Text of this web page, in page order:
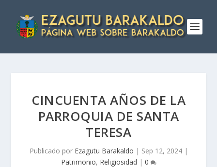
CINCUENTA AÑOS DE LA
PARROQUIA DE SANTA
TERESA
Publicado por Ezagutu Barakaldo | Sep 12, 2024|
Patrimonio, Religiosidad | 0